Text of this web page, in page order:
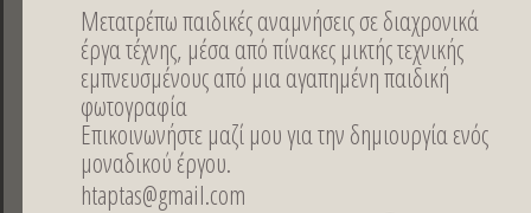
Μικτή τεχνική σε Χαρτί 24x18 εκ.
Μετατρέπω παιδικές αναμνήσεις σε διαχρονικά
έργα τέχνης, μέσα από πίνακες μικτής τεχνικής
εμπνευσμένους από μια αγαπημένη παιδική
φωτογραφία
Επικοινωνήστε μαζί μου για την δημιουργία ενός
μοναδικού έργου.
htaptas@gmail.com